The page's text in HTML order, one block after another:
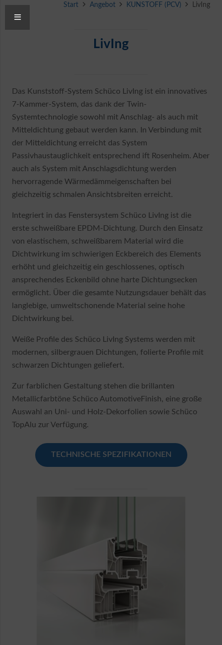
Start Angebot KUNSTOFF (PCV) LivIng
LivIng
Das Kunststoff-System Schüco LivIng ist ein innovatives
7-Kammer-System, das dank der Twin-
Systemtechnologie sowohl mit Anschlag- als auch mit
Mitteldichtung gebaut werden kann. In Verbindung mit
der Mitteldichtung erreicht das System
Passivhaustauglichkeit entsprechend ift Rosenheim. Aber
auch als System mit Anschlagsdichtung werden
hervorragende Wärmedämmeigenschaften bei
gleichzeitig schmalen Ansichtsbreiten erreicht.
Integriert in das Fenstersystem Schüco LivIng ist die
erste schweißbare EPDM-Dichtung. Durch den Einsatz
von elastischem, schweißbarem Material wird die
Dichtwirkung im schwierigen Eckbereich des Elements
erhöht und gleichzeitig ein geschlossenes, optisch
ansprechendes Eckenbild ohne harte Dichtungsecken
ermöglicht. Über die gesamte Nutzungsdauer behält das
langlebige, umweltschonende Material seine hohe
Dichtwirkung bei.
Weiße Profile des Schüco LivIng Systems werden mit
modernen, silbergrauen Dichtungen, folierte Profile mit
schwarzen Dichtungen geliefert.
Zur farblichen Gestaltung stehen die brillanten
Metallicfarbtöne Schüco AutomotiveFinish, eine große
Auswahl an Uni- und Holz-Dekorfolien sowie Schüco
TopAlu zur Verfügung.
TECHNISCHE SPEZIFIKATIONEN